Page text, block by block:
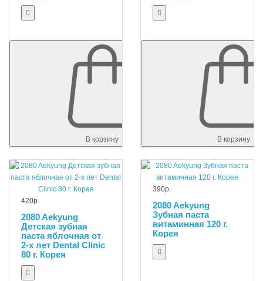
В корзину В корзину
420р.
2080 Aekyung
Детская зубная
паста яблочная от
2-х лет Dental Clinic
80 г. Корея
390р.
2080 Aekyung
Зубная паста
витаминная 120 г.
Корея